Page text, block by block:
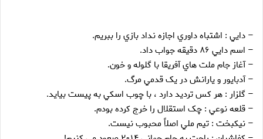
– دايي : اشتباه داوري اجازه نداد بازي را ببريم.
– اسم دايي ۸۶ دقيقه جواب داد.
– آغاز جام ملت هاي آفريقا با گلوله و خون.
– آدبايور و يارانش در يک قدمي مرگ.
– گلزار : هر کس ترديد دارد ، با چوب اسکي به پيست بيايد.
– قلعه نوعي : چک استقلال را خرج کرده بودم.
– نيکبخت : تيم ملي اصلاً محبوب نيست.